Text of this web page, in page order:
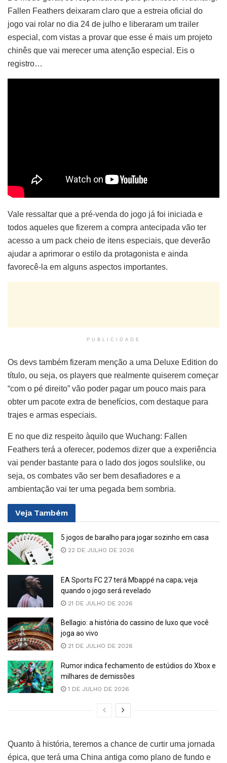
Fallen Feathers deixaram claro que a estreia oficial do
jogo vai rolar no dia 24 de julho e liberaram um trailer
especial, com vistas a provar que esse é mais um projeto
chinês que vai merecer uma atenção especial. Eis o
registro…
Vale ressaltar que a pré-venda do jogo já foi iniciada e
todos aqueles que fizerem a compra antecipada vão ter
acesso a um pack cheio de itens especiais, que deverão
ajudar a aprimorar o estilo da protagonista e ainda
favorecê-la em alguns aspectos importantes.
PUBLICIDADE
Os devs também fizeram menção a uma Deluxe Edition do
título, ou seja, os players que realmente quiserem começar
“com o pé direito” vão poder pagar um pouco mais para
obter um pacote extra de benefícios, com destaque para
trajes e armas especiais.
E no que diz respeito àquilo que Wuchang: Fallen
Feathers terá a oferecer, podemos dizer que a experiência
vai pender bastante para o lado dos jogos soulslike, ou
seja, os combates vão ser bem desafiadores e a
ambientação vai ter uma pegada bem sombria.
Veja Também
5 jogos de baralho para jogar sozinho em casa
22 DE JULHO DE 2026
EA Sports FC 27 terá Mbappé na capa; veja
quando o jogo será revelado
21 DE JULHO DE 2026
Bellagio: a história do cassino de luxo que você
joga ao vivo
21 DE JULHO DE 2026
Rumor indica fechamento de estúdios do Xbox e
milhares de demissões
1 DE JULHO DE 2026
Quanto à história, teremos a chance de curtir uma jornada
épica, que terá uma China antiga como plano de fundo e